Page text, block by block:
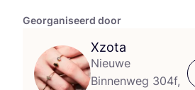
Georganiseerd door
Xzota
Nieuwe
Binnenweg 304f,